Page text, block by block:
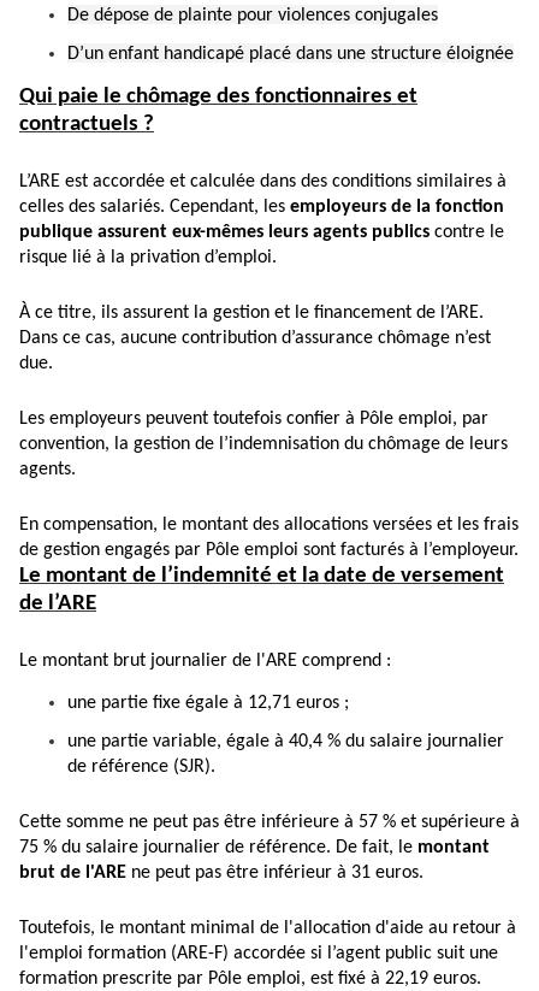
De dépose de plainte pour violences conjugales
D’un enfant handicapé placé dans une structure éloignée
Qui paie le chômage des fonctionnaires et
contractuels ?
L’ARE est accordée et calculée dans des conditions similaires à
celles des salariés. Cependant, les employeurs de la fonction
publique assurent eux-mêmes leurs agents publics contre le
risque lié à la privation d’emploi.
À ce titre, ils assurent la gestion et le financement de l’ARE.
Dans ce cas, aucune contribution d’assurance chômage n’est
due.
Les employeurs peuvent toutefois confier à Pôle emploi, par
convention, la gestion de l’indemnisation du chômage de leurs
agents.
En compensation, le montant des allocations versées et les frais
de gestion engagés par Pôle emploi sont facturés à l’employeur.
Le montant de l’indemnité et la date de versement
de l’ARE
Le montant brut journalier de l'ARE comprend :
une partie fixe égale à 12,71 euros ;
une partie variable, égale à 40,4 % du salaire journalier
de référence (SJR).
Cette somme ne peut pas être inférieure à 57 % et supérieure à
75 % du salaire journalier de référence. De fait, le montant
brut de l'ARE ne peut pas être inférieur à 31 euros.
Toutefois, le montant minimal de l'allocation d'aide au retour à
l'emploi formation (ARE-F) accordée si l’agent public suit une
formation prescrite par Pôle emploi, est fixé à 22,19 euros.